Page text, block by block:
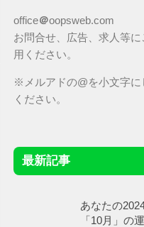
office＠oopsweb.com
お問合せ、広告、求人等に
用ください。
※メルアドの@を小文字に
ください。
最新記事
あなたの
「10月」の